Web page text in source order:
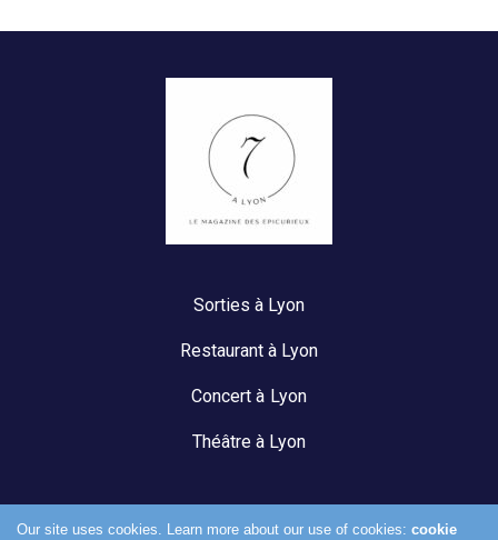
Sorties à Lyon
Restaurant à Lyon
Concert à Lyon
Théâtre à Lyon
Our site uses cookies. Learn more about our use of cookies:cookie